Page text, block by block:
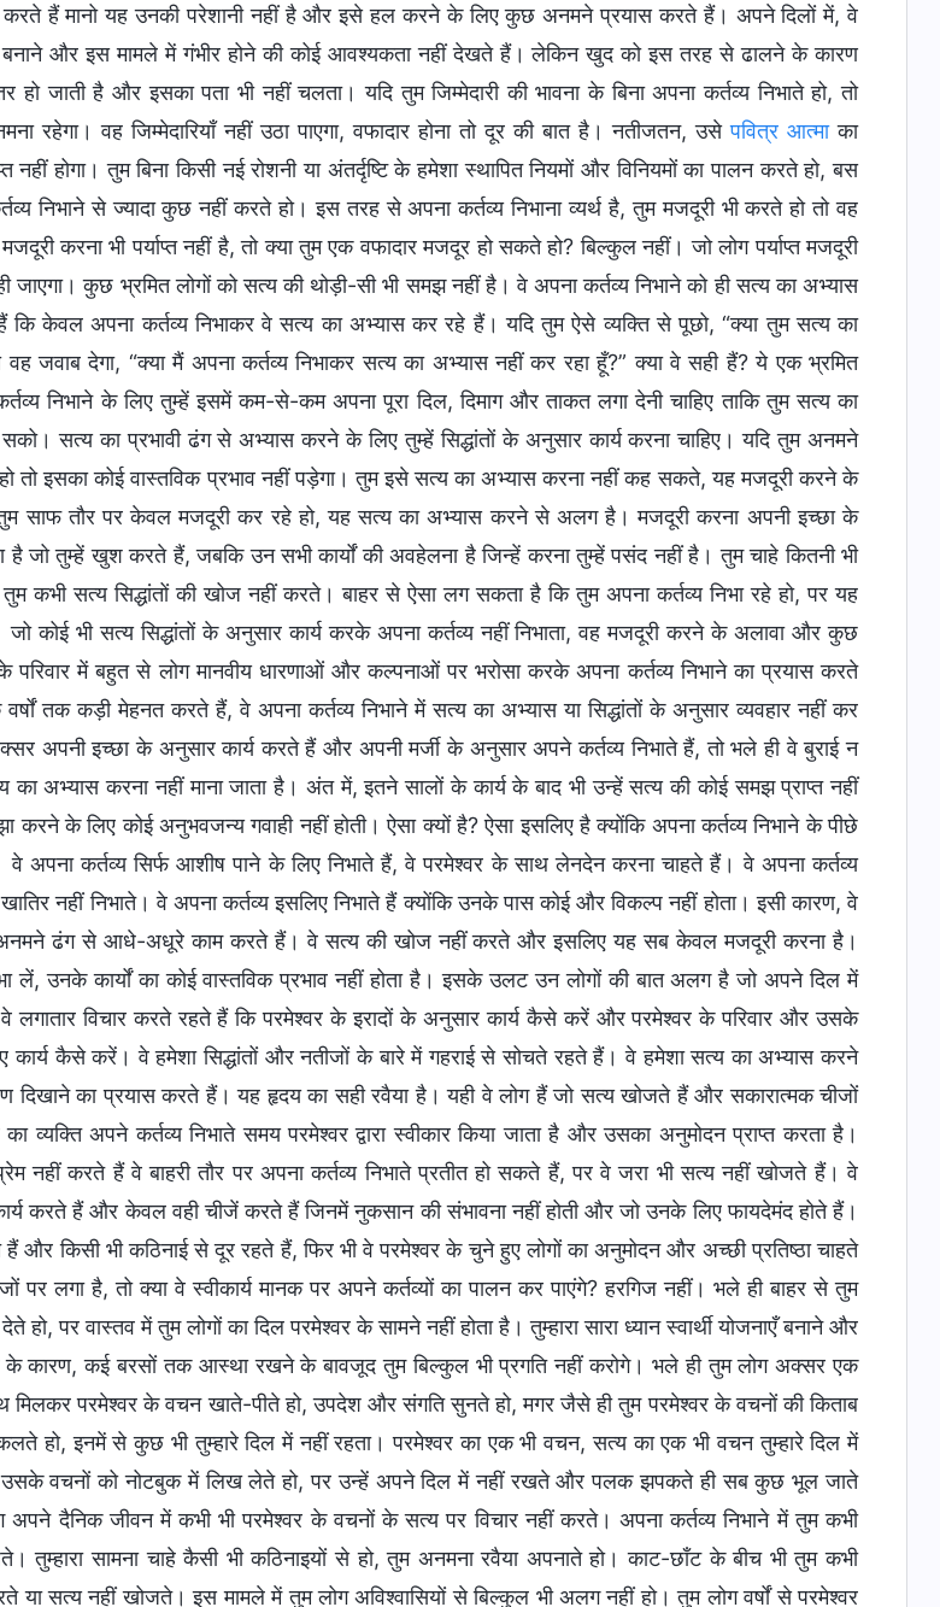
करते हैं मानो यह उनकी परेशानी नहीं है और इसे हल करने के लिए कुछ अनमने प्रयास करते हैं। अपने दिलों में, वे
बनाने और इस मामले में गंभीर होने की कोई आवश्यकता नहीं देखते हैं। लेकिन खुद को इस तरह से ढालने के कारण
हो जाती है और इसका पता भी नहीं चलता। यदि तुम जिम्मेदारी की भावना के बिना अपना कर्तव्य निभाते हो, तो
रहेगा। वह जिम्मेदारियाँ नहीं उठा पाएगा, वफादार होना तो दूर की बात है। नतीजतन, उसेपवित्र आत्माका
नहीं होगा। तुम बिना किसी नई रोशनी या अंतर्दृष्टि के हमेशा स्थापित नियमों और विनियमों का पालन करते हो, बस
निभाने से ज्यादा कुछ नहीं करते हो। इस तरह से अपना कर्तव्य निभाना व्यर्थ है, तुम मजदूरी भी करते हो तो वह
मजदूरी करना भी पर्याप्त नहीं है, तो क्या तुम एक वफादार मजदूर हो सकते हो? बिल्कुल नहीं। जो लोग पर्याप्त मजदूरी
जाएगा। कुछ भ्रमित लोगों को सत्य की थोड़ी-सी भी समझ नहीं है। वे अपना कर्तव्य निभाने को ही सत्य का अभ्यास
कि केवल अपना कर्तव्य निभाकर वे सत्य का अभ्यास कर रहे हैं। यदि तुम ऐसे व्यक्ति से पूछो, “क्या तुम सत्य का
जवाब देगा, “क्या मैं अपना कर्तव्य निभाकर सत्य का अभ्यास नहीं कर रहा हूँ?” क्या वे सही हैं? ये एक भ्रमित
निभाने के लिए तुम्हें इसमें कम-से-कम अपना पूरा दिल, दिमाग और ताकत लगा देनी चाहिए ताकि तुम सत्य का
सत्य का प्रभावी ढंग से अभ्यास करने के लिए तुम्हें सिद्धांतों के अनुसार कार्य करना चाहिए। यदि तुम अनमने
तो इसका कोई वास्तविक प्रभाव नहीं पड़ेगा। तुम इसे सत्य का अभ्यास करना नहीं कह सकते, यह मजदूरी करने के
साफ तौर पर केवल मजदूरी कर रहे हो, यह सत्य का अभ्यास करने से अलग है। मजदूरी करना अपनी इच्छा के
है जो तुम्हें खुश करते हैं, जबकि उन सभी कार्यों की अवहेलना है जिन्हें करना तुम्हें पसंद नहीं है। तुम चाहे कितनी भी
तुम कभी सत्य सिद्धांतों की खोज नहीं करते। बाहर से ऐसा लग सकता है कि तुम अपना कर्तव्य निभा रहे हो, पर यह
कोई भी सत्य सिद्धांतों के अनुसार कार्य करके अपना कर्तव्य नहीं निभाता, वह मजदूरी करने के अलावा और कुछ
परिवार में बहुत से लोग मानवीय धारणाओं और कल्पनाओं पर भरोसा करके अपना कर्तव्य निभाने का प्रयास करते
तक कड़ी मेहनत करते हैं, वे अपना कर्तव्य निभाने में सत्य का अभ्यास या सिद्धांतों के अनुसार व्यवहार नहीं कर
अपनी इच्छा के अनुसार कार्य करते हैं और अपनी मर्जी के अनुसार अपने कर्तव्य निभाते हैं, तो भले ही वे बुराई न
का अभ्यास करना नहीं माना जाता है। अंत में, इतने सालों के कार्य के बाद भी उन्हें सत्य की कोई समझ प्राप्त नहीं
करने के लिए कोई अनुभवजन्य गवाही नहीं होती। ऐसा क्यों है? ऐसा इसलिए है क्योंकि अपना कर्तव्य निभाने के पीछे
अपना कर्तव्य सिर्फ आशीष पाने के लिए निभाते हैं, वे परमेश्वर के साथ लेनदेन करना चाहते हैं। वे अपना कर्तव्य
नहीं निभाते। वे अपना कर्तव्य इसलिए निभाते हैं क्योंकि उनके पास कोई और विकल्प नहीं होता। इसी कारण, वे
ढंग से आधे-अधूरे काम करते हैं। वे सत्य की खोज नहीं करते और इसलिए यह सब केवल मजदूरी करना है।
लें, उनके कार्यों का कोई वास्तविक प्रभाव नहीं होता है। इसके उलट उन लोगों की बात अलग है जो अपने दिल में
लगातार विचार करते रहते हैं कि परमेश्वर के इरादों के अनुसार कार्य कैसे करें और परमेश्वर के परिवार और उसके
कार्य कैसे करें। वे हमेशा सिद्धांतों और नतीजों के बारे में गहराई से सोचते रहते हैं। वे हमेशा सत्य का अभ्यास करने
दिखाने का प्रयास करते हैं। यह हृदय का सही रवैया है। यही वे लोग हैं जो सत्य खोजते हैं और सकारात्मक चीजों
अपने कर्तव्य निभाते समय परमेश्वर द्वारा स्वीकार किया जाता है और उसका अनुमोदन प्राप्त करता है।
नहीं करते हैं वे बाहरी तौर पर अपना कर्तव्य निभाते प्रतीत हो सकते हैं, पर वे जरा भी सत्य नहीं खोजते हैं। वे
करते हैं और केवल वही चीजें करते हैं जिनमें नुकसान की संभावना नहीं होती और जो उनके लिए फायदेमंद होते हैं।
किसी भी कठिनाई से दूर रहते हैं, फिर भी वे परमेश्वर के चुने हुए लोगों का अनुमोदन और अच्छी प्रतिष्ठा चाहते
पर लगा है, तो क्या वे स्वीकार्य मानक पर अपने कर्तव्यों का पालन कर पाएंगे? हरगिज नहीं। भले ही बाहर से तुम
हो, पर वास्तव में तुम लोगों का दिल परमेश्वर के सामने नहीं होता है। तुम्हारा सारा ध्यान स्वार्थी योजनाएँ बनाने और
कारण, कई बरसों तक आस्था रखने के बावजूद तुम बिल्कुल भी प्रगति नहीं करोगे। भले ही तुम लोग अक्सर एक
मिलकर परमेश्वर के वचन खाते-पीते हो, उपदेश और संगति सुनते हो, मगर जैसे ही तुम परमेश्वर के वचनों की किताब
हो, इनमें से कुछ भी तुम्हारे दिल में नहीं रहता। परमेश्वर का एक भी वचन, सत्य का एक भी वचन तुम्हारे दिल में
उसके वचनों को नोटबुक में लिख लेते हो, पर उन्हें अपने दिल में नहीं रखते और पलक झपकते ही सब कुछ भूल जाते
दैनिक जीवन में कभी भी परमेश्वर के वचनों के सत्य पर विचार नहीं करते। अपना कर्तव्य निभाने में तुम कभी
तुम्हारा सामना चाहे कैसी भी कठिनाइयों से हो, तुम अनमना रवैया अपनाते हो। काट-छाँट के बीच भी तुम कभी
या सत्य नहीं खोजते। इस मामले में तुम लोग अविश्वासियों से बिल्कुल भी अलग नहीं हो। तुम लोग वर्षों से परमेश्वर